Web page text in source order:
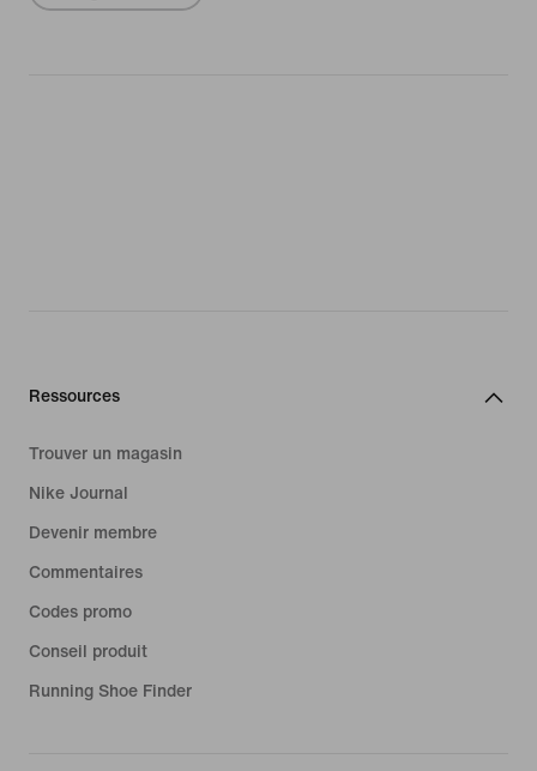
Ressources
Trouver un magasin
Nike Journal
Devenir membre
Commentaires
Codes promo
Conseil produit
Running Shoe Finder